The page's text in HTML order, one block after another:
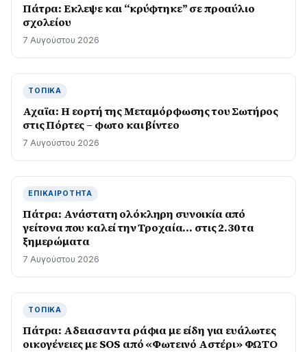
Πάτρα: Εκλεψε και “κρύφτηκε” σε προαύλιο
σχολείου
7 Αυγούστου 2026
ΤΟΠΙΚΆ
Αχαϊα: Η εορτή της Μεταμόρφωσης του Σωτήρος
στις Πόρτες – φωτο και βίντεο
7 Αυγούστου 2026
ΕΠΙΚΑΙΡΌΤΗΤΑ
Πάτρα: Ανάστατη ολόκληρη συνοικία από
γείτονα που καλεί την Τροχαία… στις 2.30 τα
ξημερώματα
7 Αυγούστου 2026
ΤΟΠΙΚΆ
Πάτρα: Αδειασαν τα ράφια με είδη για ευάλωτες
οικογένειες με SOS από «Φωτεινό Αστέρι» ΦΩΤΟ